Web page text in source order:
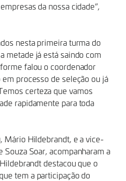
da nossa cidade”,
nesta primeira turma do
metade já está saindo com
falou o coordenador
processo de seleção ou já
certeza que vamos
rapidamente para toda
Mário Hildebrandt, e a vice-
Souza Soar, acompanharam a
destacou que o
tem a participação do